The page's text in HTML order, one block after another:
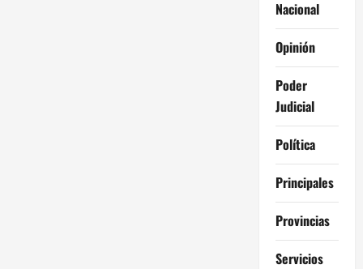
Nacional
Opinión
Poder
Judicial
Política
Principales
Provincias
Servicios